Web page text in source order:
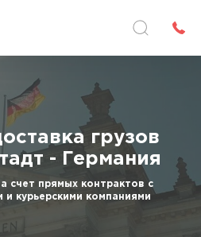
грузов
- Германия
счет прямых контрактов с
и курьерскими компаниями